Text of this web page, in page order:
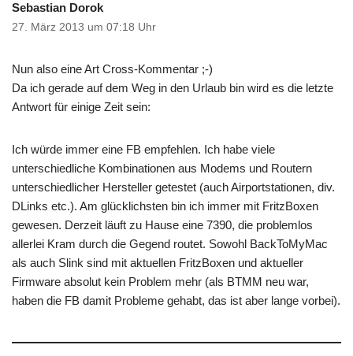
Sebastian Dorok
27. März 2013 um 07:18 Uhr
Nun also eine Art Cross-Kommentar ;-)
Da ich gerade auf dem Weg in den Urlaub bin wird es die letzte
Antwort für einige Zeit sein:
Ich würde immer eine FB empfehlen. Ich habe viele
unterschiedliche Kombinationen aus Modems und Routern
unterschiedlicher Hersteller getestet (auch Airportstationen, div.
DLinks etc.). Am glücklichsten bin ich immer mit FritzBoxen
gewesen. Derzeit läuft zu Hause eine 7390, die problemlos
allerlei Kram durch die Gegend routet. Sowohl BackToMyMac
als auch Slink sind mit aktuellen FritzBoxen und aktueller
Firmware absolut kein Problem mehr (als BTMM neu war,
haben die FB damit Probleme gehabt, das ist aber lange vorbei).